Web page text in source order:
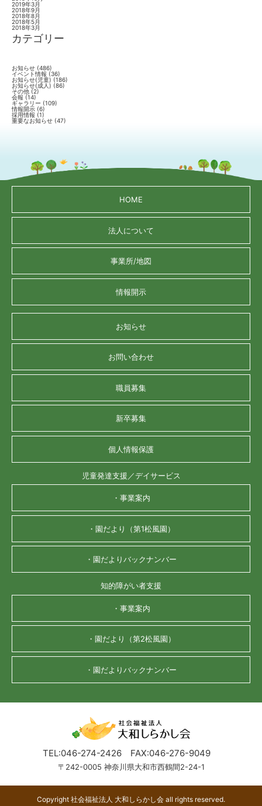
2019年3月
2018年9月
2018年8月
2018年5月
2018年3月
カテゴリー
お知らせ (486)
イベント情報 (36)
お知らせ(児童) (186)
お知らせ(成人) (86)
その他 (2)
会報 (14)
ギャラリー (109)
情報開示 (6)
採用情報 (1)
重要なお知らせ (47)
HOME
法人について
事業所/地図
情報開示
お知らせ
お問い合わせ
職員募集
新卒募集
個人情報保護
児童発達支援／デイサービス
・事業案内
・園だより（第1松風園）
・園だよりバックナンバー
知的障がい者支援
・事業案内
・園だより（第2松風園）
・園だよりバックナンバー
TEL:046-274-2426 FAX:046-276-9049
〒242-0005 神奈川県大和市西鶴間2-24-1
Copyright 社会福祉法人 大和しらかし会 all rights reserved.